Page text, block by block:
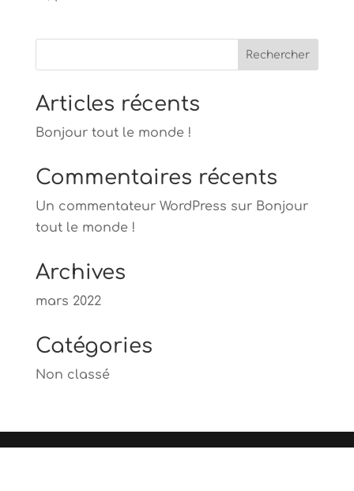
Rechercher
Articles récents
Bonjour tout le monde !
Commentaires récents
Un commentateur WordPress sur Bonjour
tout le monde !
Archives
mars 2022
Catégories
Non classé